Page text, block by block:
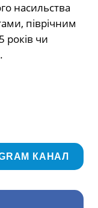
насильства
піврічним
чи
КАНАЛ